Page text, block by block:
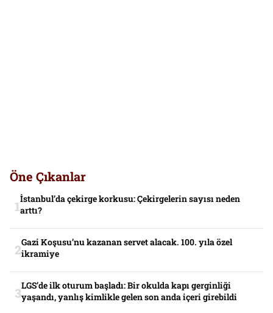
Öne Çıkanlar
İstanbul’da çekirge korkusu: Çekirgelerin sayısı neden
arttı?
Gazi Koşusu’nu kazanan servet alacak. 100. yıla özel
ikramiye
LGS’de ilk oturum başladı: Bir okulda kapı gerginliği
yaşandı, yanlış kimlikle gelen son anda içeri girebildi